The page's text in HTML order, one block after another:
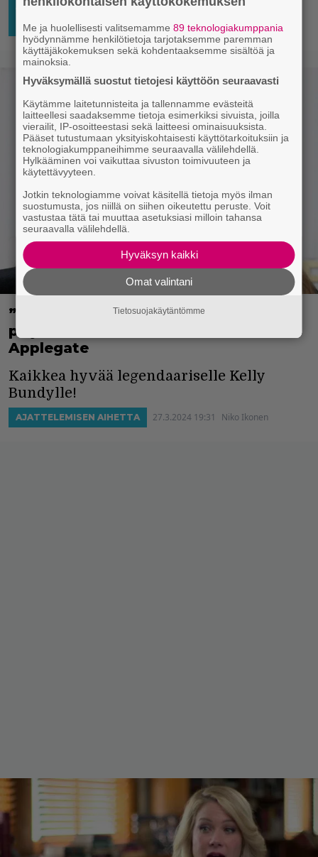
AJATTELEMISEN AIHETTA
HOLLYWOOD
09:01
Ikonen
”Minulla on 30 vauriota aivoissani”,
paljastaa Pulmuset-tähti Christina
Applegate
Kaikkea hyvää legendaariselle Kelly
Bundylle!
AJATTELEMISEN AIHETTA 27.3.2024 19:31 Niko Ikonen
Me ja huolellisesti valitsemamme89 teknologiakumppania
hyödynnämme henkilötietoja tarjotaksemme paremman
käyttäjäkokemuksen sekä kohdentaaksemme sisältöä ja
mainoksia.
Hyväksymällä suostut tietojesi käyttöön seuraavasti
Käytämme laitetunnisteita ja tallennamme evästeitä
laitteellesi saadaksemme tietoja esimerkiksi sivuista, joilla
vierailit, IP-osoitteestasi sekä laitteesi ominaisuuksista.
Pääset tutustumaan yksityiskohtaisesti käyttötarkoituksiin ja
teknologiakumppaneihimme seuraavalla välilehdellä.
Hylkääminen voi vaikuttaa sivuston toimivuuteen ja
käytettävyyteen.
Jotkin teknologiamme voivat käsitellä tietoja myös ilman
suostumusta, jos niillä on siihen oikeutettu peruste. Voit
vastustaa tätä tai muuttaa asetuksiasi milloin tahansa
seuraavalla välilehdellä.
Hyväksyn kaikki
Omat valintani
Tietosuojakäytäntömme